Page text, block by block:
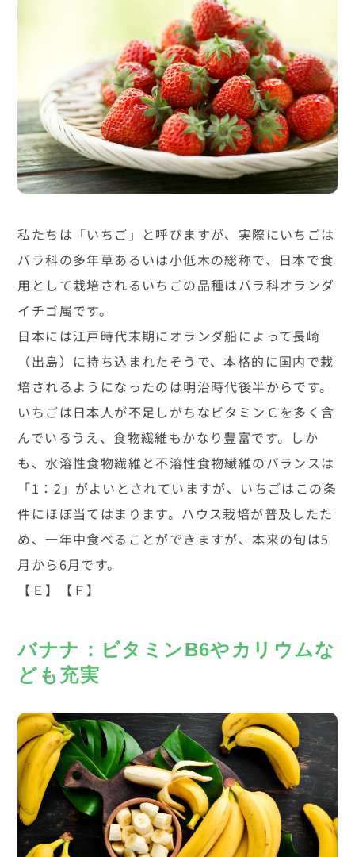
私たちは「いちご」と呼びますが、実際にいちごは
バラ科の多年草あるいは小低木の総称で、日本で食
用として栽培されるいちごの品種はバラ科オランダ
イチゴ属です。
日本には江戸時代末期にオランダ船によって長崎
（出島）に持ち込まれたそうで、本格的に国内で栽
培されるようになったのは明治時代後半からです。
いちごは日本人が不足しがちなビタミンＣを多く含
んでいるうえ、食物繊維もかなり豊富です。しか
も、水溶性食物繊維と不溶性食物繊維のバランスは
「1：2」がよいとされていますが、いちごはこの条
件にほぼ当てはまります。ハウス栽培が普及したた
め、一年中食べることができますが、本来の旬は5
月から6月です。
【Ｅ】【Ｆ】
バナナ：ビタミンB6やカリウムな
ども充実